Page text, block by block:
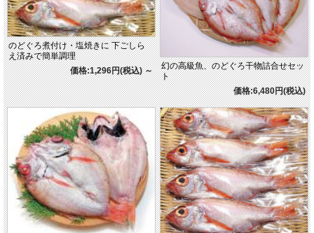
のどぐろ煮付け・塩焼きに 下ごしら
え済みで簡単調理
価格:1,296円(税込)～
幻の高級魚、のどぐろ干物詰合せセッ
ト
価格:6,480円(税込)